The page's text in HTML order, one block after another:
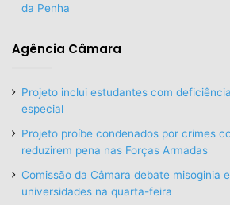
da Penha
Agência Câmara
Projeto inclui estudantes com
especial
Projeto proíbe condenados por crimes
reduzirem pena nas Forças Armadas
Comissão da Câmara debate misoginia
universidades na quarta-feira